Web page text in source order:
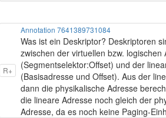
R+
Annotation 7641389731084
Was ist ein Deskriptor? Deskriptoren
zwischen der virtuellen bzw. logischen
(Segmentselektor:Offset) und der
(Basisadresse und Offset). Aus der
dann die physikalische Adresse
die lineare Adresse noch gleich der
Adresse, da es noch keine Paging-